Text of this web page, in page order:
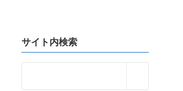
サイト内検索